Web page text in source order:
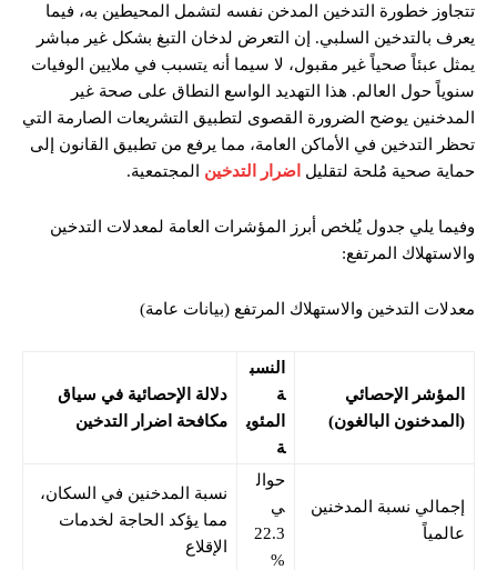
تتجاوز خطورة التدخين المدخن نفسه لتشمل المحيطين به، فيما
يعرف بالتدخين السلبي. إن التعرض لدخان التبغ بشكل غير مباشر
يمثل عبئاً صحياً غير مقبول، لا سيما أنه يتسبب في ملايين الوفيات
سنوياً حول العالم. هذا التهديد الواسع النطاق على صحة غير
المدخنين يوضح الضرورة القصوى لتطبيق التشريعات الصارمة التي
تحظر التدخين في الأماكن العامة، مما يرفع من تطبيق القانون إلى
حماية صحية مُلحة لتقليل اضرار التدخين المجتمعية.
وفيما يلي جدول يُلخص أبرز المؤشرات العامة لمعدلات التدخين
والاستهلاك المرتفع:
معدلات التدخين والاستهلاك المرتفع (بيانات عامة)
المؤشر الإحصائي
(المدخنون البالغون)
النسب
ة
المئوي
ة
دلالة الإحصائية في سياق
مكافحة اضرار التدخين
إجمالي نسبة المدخنين
عالمياً
حوال
ي
22.3
%
نسبة المدخنين في السكان،
مما يؤكد الحاجة لخدمات
الإقلاع